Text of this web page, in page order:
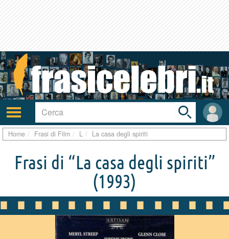
Attiva/disattiva
navigazione
User
area
Toggle
search
bar
Home Frasi di Film L La casa degli spiriti
Frasi di “La casa degli spiriti”
(1993)